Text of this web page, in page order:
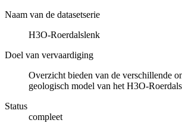
Naam van de datasetserie
H3O-Roerdalslenk
Doel van vervaardiging
Overzicht bieden van de verschillende
geologisch model van het H3O-
Status
compleet